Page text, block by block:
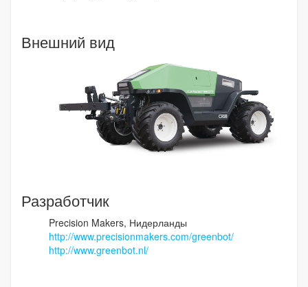
Внешний вид
Разработчик
Precision Makers, Нидерланды
http://www.precisionmakers.com/greenbot/
http://www.greenbot.nl/